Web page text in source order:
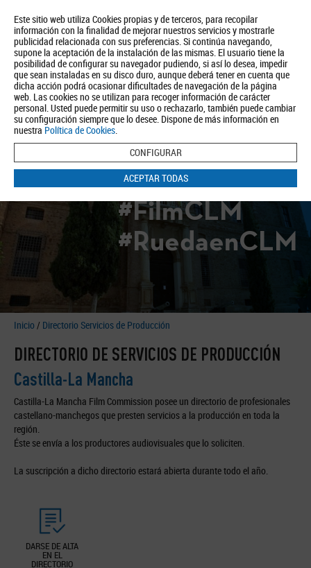
Este sitio web utiliza Cookies propias y de terceros, para recopilar
información con la finalidad de mejorar nuestros servicios y mostrarle
publicidad relacionada con sus preferencias. Si continúa navegando,
supone la aceptación de la instalación de las mismas. El usuario tiene la
posibilidad de configurar su navegador pudiendo, si así lo desea, impedir
que sean instaladas en su disco duro, aunque deberá tener en cuenta que
dicha acción podrá ocasionar dificultades de navegación de la página
web. Las cookies no se utilizan para recoger información de carácter
personal. Usted puede permitir su uso o rechazarlo, también puede cambiar
su configuración siempre que lo desee. Dispone de más información en
nuestra Política de Cookies.
CONFIGURAR
ACEPTAR TODAS
Quiénes somos Turismo Política de Privacidad Aviso Legal
Política de Cookies
BUSCAR
#FilmCLM
#RuedaenCLM
Inicio / Directorio Servicios de Producción
DIRECTORIO DE SERVICIOS DE PRODUCCIÓN
Castilla-La Mancha
Castilla-La Mancha Film Commission posee un directorio de profesionales
castellano-manchegos que presten servicios a la producción en toda la
región.
Éste se envía a los productores audiovisuales que lo soliciten.
La suscripción a dicho directorio estará abierta durante todo el año.
DARSE DE ALTA
EN EL
DIRECTORIO